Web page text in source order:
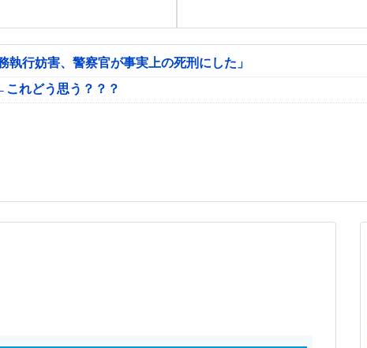
行妨害、警察官が事実上の死刑にした」
れどう思う？？？